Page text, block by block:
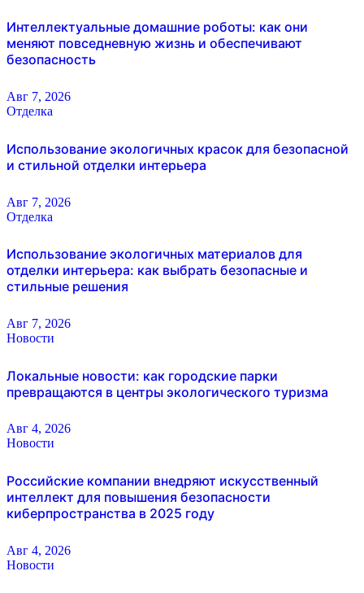
Интеллектуальные домашние роботы: как они
меняют повседневную жизнь и обеспечивают
безопасность
Авг 7, 2026
Отделка
Использование экологичных красок для безопасной
и стильной отделки интерьера
Авг 7, 2026
Отделка
Использование экологичных материалов для
отделки интерьера: как выбрать безопасные и
стильные решения
Авг 7, 2026
Новости
Локальные новости: как городские парки
превращаются в центры экологического туризма
Авг 4, 2026
Новости
Российские компании внедряют искусственный
интеллект для повышения безопасности
киберпространства в 2025 году
Авг 4, 2026
Новости